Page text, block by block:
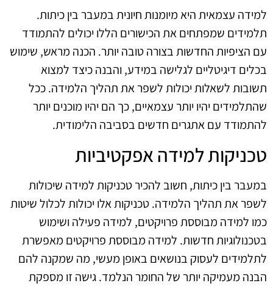
למידה עצמאית היא מיומנות חיונית במעבר בין כיתות.
תלמידים שמפתחים את הכישורים הללו יכולים להתמודד
עם הציפיות החדשות בצורה טובה יותר. הכנה מראש, שימוש
בכלים דיגיטליים לגלישה במידע, והבנה כיצד למצוא
תשובות לשאלות יכולות לשפר את תהליך הלמידה. ככל
שהתלמידים יהיו יותר עצמאיים, כך הם יהיו מוכנים יותר
להתמודד עם אתגרים חדשים בסביבה הלימודית.
טכניקות למידה אפקטיביות
במעבר בין כיתות, חשוב להכיר טכניקות למידה שיכולות
לשפר את תהליך הלמידה. טכניקות אלו יכולות לכלול שיטות
כמו למידה מבוססת פרויקטים, למידה פעילה ושימוש
בטכנולוגיות חדשות. למידה מבוססת פרויקטים מאפשרת
לתלמידים לעסוק בנושאים באופן מעשי, מה שמקנה להם
הבנה מעמיקה יותר של החומר הנלמד. גישה זו מספקת